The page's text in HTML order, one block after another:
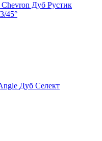
Дуб Рустик
45°
Дуб Селект